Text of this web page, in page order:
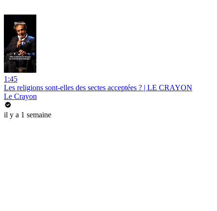
1:45
Les religions sont-elles des sectes acceptées ? | LE CRAYON
Le Crayon
il y a 1 semaine